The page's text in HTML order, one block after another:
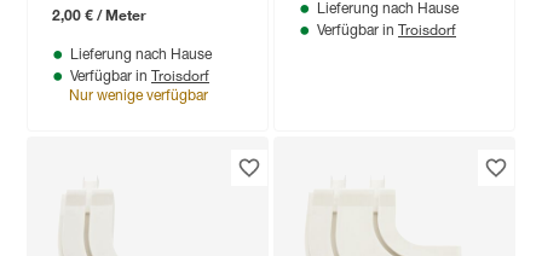
2,00 € / Meter
Lieferung nach Hause
Verfügbar in Troisdorf
Nur wenige verfügbar
Lieferung nach Hause
Verfügbar in Troisdorf